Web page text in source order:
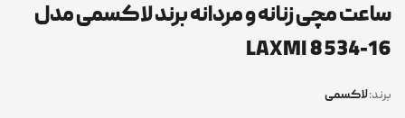
ساعت مچی زنانه و مردانه برند لاکسمی مدل
LAXMI 8534-16
برند:لاکسمی